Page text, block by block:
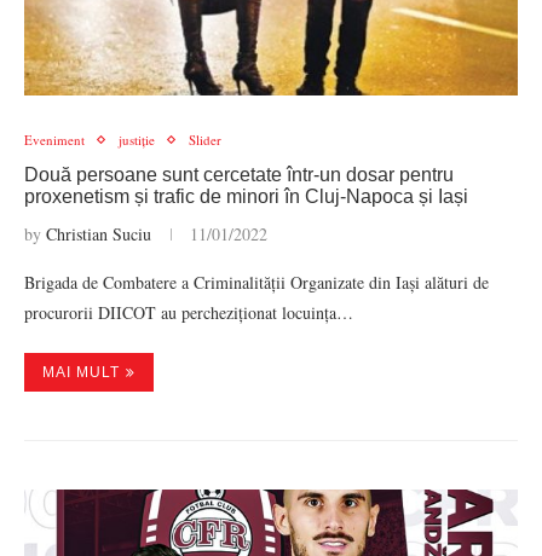
Eveniment justiție Slider
Două persoane sunt cercetate într-un dosar pentru
proxenetism și trafic de minori în Cluj-Napoca și Iași
by Christian Suciu 11/01/2022
Brigada de Combatere a Criminalității Organizate din Iași alături de
procurorii DIICOT au percheziționat locuința…
MAI MULT